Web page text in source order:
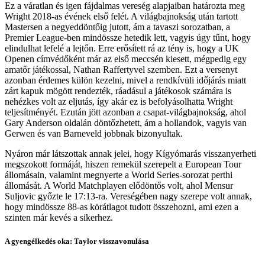
Ez a váratlan és igen fájdalmas vereség alapjaiban határozta meg
Wright 2018-as évének első felét. A világbajnokság után tartott
Mastersen a negyeddöntőig jutott, ám a tavaszi sorozatban, a
Premier League-ben mindössze hetedik lett, vagyis úgy tűnt, hogy
elindulhat lefelé a lejtőn. Erre erősített rá az tény is, hogy a UK
Openen címvédőként már az első meccsén kiesett, mégpedig egy
amatőr játékossal, Nathan Raffertyvel szemben. Ezt a versenyt
azonban érdemes külön kezelni, mivel a rendkívüli időjárás miatt
zárt kapuk mögött rendezték, ráadásul a játékosok számára is
nehézkes volt az eljutás, így akár ez is befolyásolhatta Wright
teljesítményét. Ezután jött azonban a csapat-világbajnokság, ahol
Gary Anderson oldalán döntőzhetett, ám a hollandok, vagyis van
Gerwen és van Barneveld jobbnak bizonyultak.
Nyáron már látszottak annak jelei, hogy Kígyómarás visszanyerheti
megszokott formáját, hiszen remekül szerepelt a European Tour
állomásain, valamint megnyerte a World Series-sorozat perthi
állomását. A World Matchplayen elődöntős volt, ahol Mensur
Suljovic győzte le 17:13-ra. Vereségében nagy szerepe volt annak,
hogy mindössze 88-as körátlagot tudott összehozni, ami ezen a
szinten már kevés a sikerhez.
A gyengélkedés oka: Taylor visszavonulása